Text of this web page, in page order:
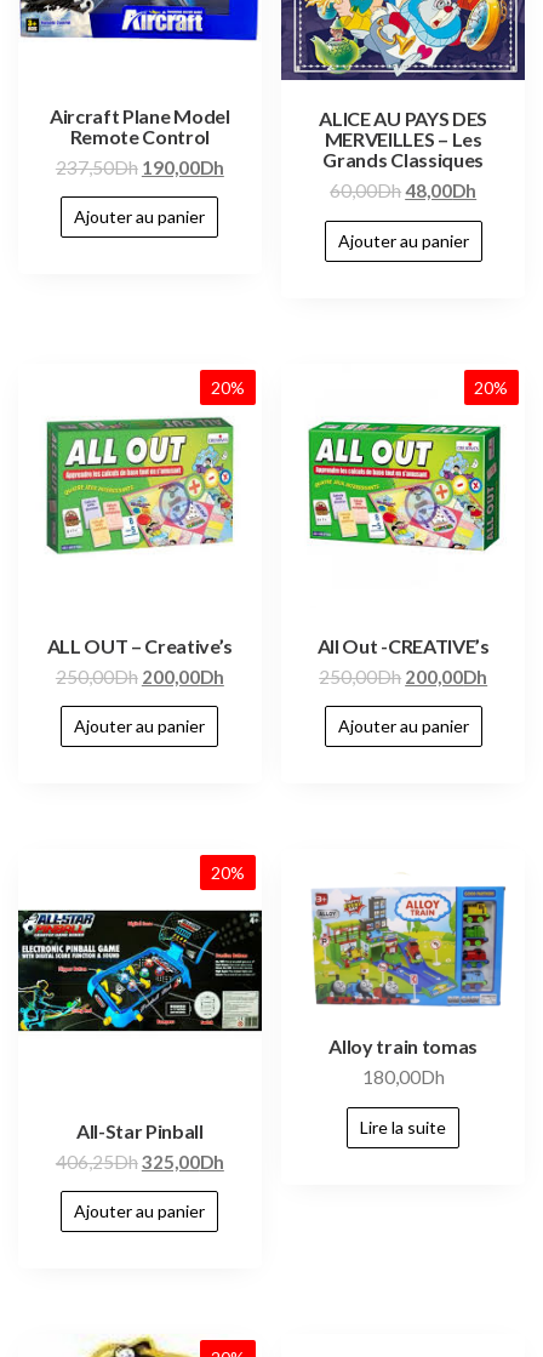
Aircraft Plane Model
Remote Control
237,50Dh 190,00Dh
Ajouter au panier
ALICE AU PAYS DES
MERVEILLES – Les
Grands Classiques
60,00Dh48,00Dh
Ajouter au panier
20%
ALL OUT – Creative’s
250,00Dh 200,00Dh
Ajouter au panier
20%
All Out -CREATIVE’s
250,00Dh 200,00Dh
Ajouter au panier
20%
All-Star Pinball
406,25Dh325,00Dh
Ajouter au panier
Alloy train tomas
180,00Dh
Lire la suite